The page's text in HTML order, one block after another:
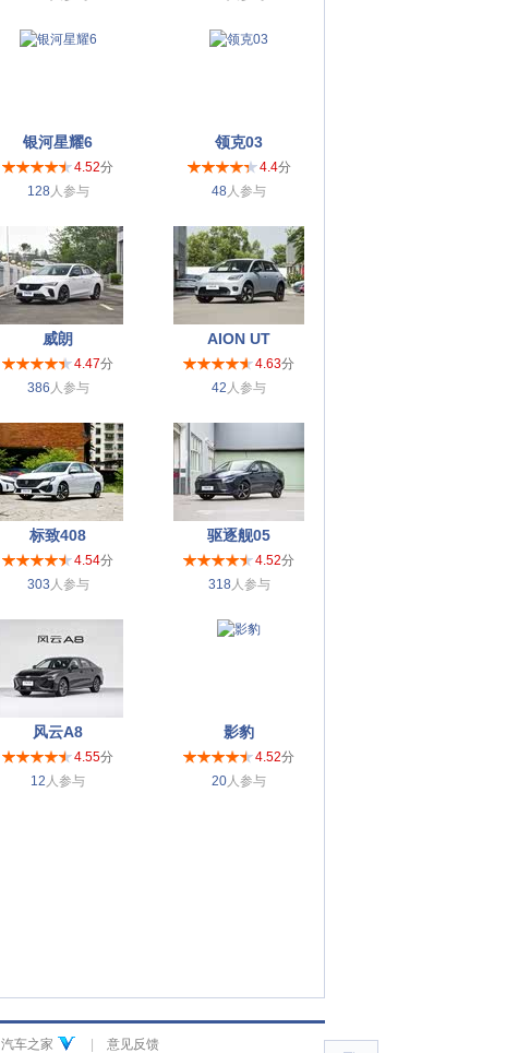
银河星耀6
4.52分
128 人参与
领克03
4.4分
48 人参与
威朗
4.47分
386 人参与
AION UT
4.63分
42 人参与
标致408
4.54分
303 人参与
驱逐舰05
4.52分
318 人参与
风云A8
4.55分
12 人参与
影豹
4.52分
20人参与
汽车之家 意见反馈